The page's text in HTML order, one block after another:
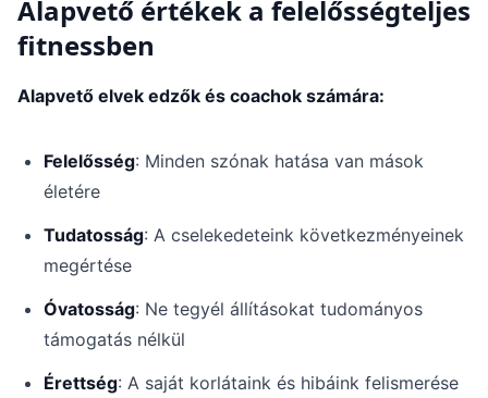
Alapvető értékek a felelősségteljes
fitnessben
Alapvető elvek edzők és coachok számára:
Felelősség: Minden szónak hatása van mások
életére
Tudatosság: A cselekedeteink következményeinek
megértése
Óvatosság: Ne tegyél állításokat tudományos
támogatás nélkül
Érettség: A saját korlátaink és hibáink felismerése